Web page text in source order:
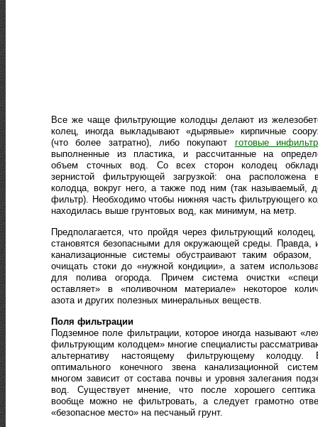
Все же чаще фильтрующие колодцы делают из
колец, иногда выкладывают «дырявые» кирпичные
(что более затратно), либо покупают готовые
выполненные из пластика, и рассчитанные на
объем сточных вод. Со всех сторон колодец
зернистой фильтрующей загрузкой: она расположена
колодца, вокруг него, а также под ним (так называемый,
фильтр). Необходимо чтобы нижняя часть фильтрующего
находилась выше грунтовых вод, как минимум, на метр.
Предполагается, что пройдя через фильтрующий колодец,
становятся безопасными для окружающей среды. Правда,
канализационные системы обустраивают таким образом,
очищать стоки до «нужной кондиции», а затем
для полива огорода. Причем система очистки
оставляет» в «поливочном материале» некоторое
азота и других полезных минеральных веществ.
Поля фильтрации
Подземное поле фильтрации, которое иногда называют
фильтрующим колодцем» многие специалисты
альтернативу настоящему фильтрующему колодцу.
оптимального конечного звена канализационной
многом зависит от состава почвы и уровня залегания
вод. Существует мнение, что после хорошего
вообще можно не фильтровать, а следует грамотно
«безопасное место» на песчаный грунт.